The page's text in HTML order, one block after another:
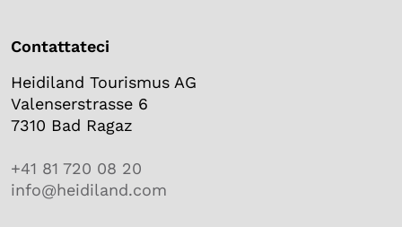
Contattateci
Heidiland Tourismus AG
Valenserstrasse 6
7310 Bad Ragaz
+41 81 720 08 20
info@heidiland.com